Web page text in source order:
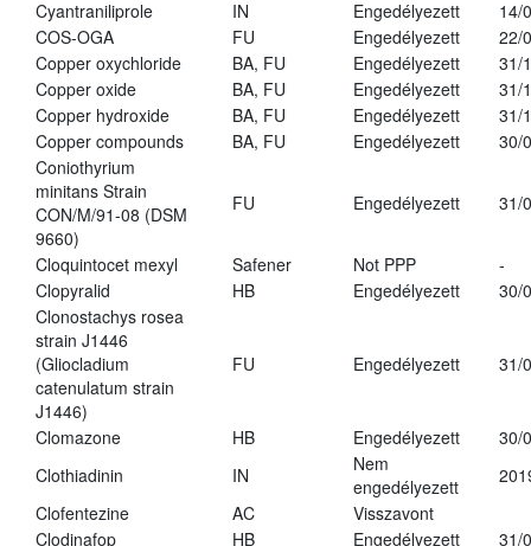
Cyantraniliprole
IN Engedélyezett
14/
COS-OGA
FU Engedélyezett
22/
Copper oxychloride
BA, FU Engedélyezett
31/
Copper oxide
BA, FU Engedélyezett
31/
Copper hydroxide
BA, FU Engedélyezett
31/
Copper compounds
BA, FU Engedélyezett
30/
Coniothyrium
minitans Strain
CON/M/91-08 (DSM
9660)
FU Engedélyezett 31/
Cloquintocet mexyl Safener Not PPP
-
Clopyralid
HB Engedélyezett
30/
Clonostachys rosea
strain J1446
(Gliocladium
catenulatum strain
J1446)
FU Engedélyezett 31/
Clomazone HB Engedélyezett
30/
Clothiadinin
IN
Nem
engedélyezett
Clofentezine
AC
Visszavont
Clodinafop
HB Engedélyezett
31/